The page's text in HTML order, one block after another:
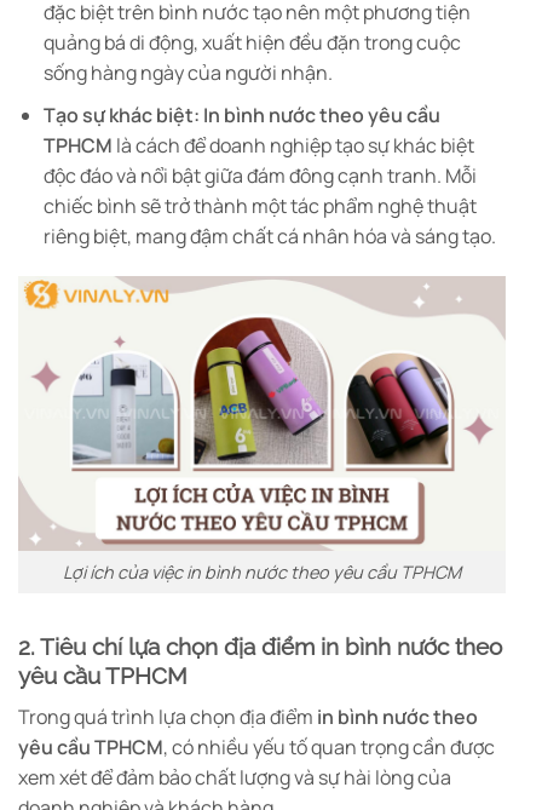
đặc biệt trên bình nước tạo nên một phương tiện
quảng bá di động, xuất hiện đều đặn trong cuộc
sống hàng ngày của người nhận.
Tạo sự khác biệt: In bình nước theo yêu cầu
TPHCM là cách để doanh nghiệp tạo sự khác biệt
độc đáo và nổi bật giữa đám đông cạnh tranh. Mỗi
chiếc bình sẽ trở thành một tác phẩm nghệ thuật
riêng biệt, mang đậm chất cá nhân hóa và sáng tạo.
Lợi ích của việc in bình nước theo yêu cầu TPHCM
2. Tiêu chí lựa chọn địa điểm in bình nước theo
yêu cầu TPHCM
Trong quá trình lựa chọn địa điểm in bình nước theo
yêu cầu TPHCM, có nhiều yếu tố quan trọng cần được
xem xét để đảm bảo chất lượng và sự hài lòng của